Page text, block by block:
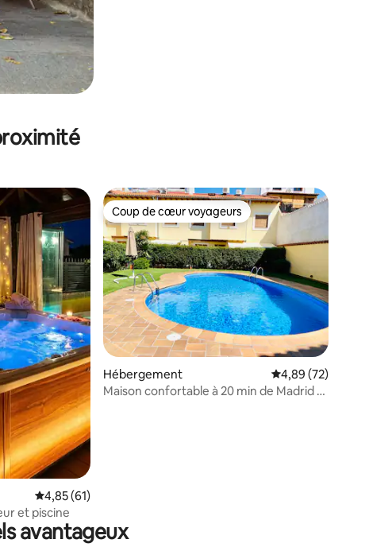
commentaires : 5 sur 5
Évaluation moyenne sur la base de 61 commentaires : 4,85 sur 5
4,85 (61)
et piscine
Coup de cœur voyageurs
Coup de cœur voyageurs
Hébergement Évaluation moyenne
4,89 (72)
Maison confortable à 20 min de Madrid et
avantageux